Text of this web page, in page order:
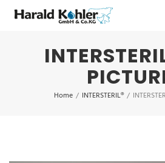
Home / INTERSTERIL® /